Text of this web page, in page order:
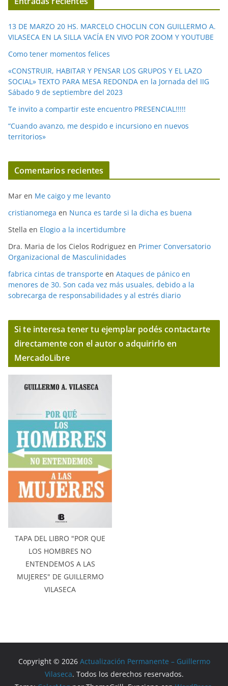
d
o
13 DE MARZO 20 HS. MARCELO CHOCLIN CON GUILLERMO A.
VILASECA EN LA SILLA VACÍA EN VIVO POR ZOOM Y YOUTUBE
Como tener momentos felices
«CONSTRUIR, HABITAR Y PENSAR LOS GRUPOS Y EL LAZO
SOCIAL» TEXTO PARA MESA REDONDA en la Jornada del IIG
Sábado 9 de septiembre del 2023
Te invito a compartir este encuentro PRESENCIAL!!!!!
“Cuando avanzo, me despido e incursiono en nuevos
territorios»
Comentarios recientes
Mar en Me caigo y me levanto
cristianomega en Nunca es tarde si la dicha es buena
Stella en Elogio a la incertidumbre
Dra. Maria de los Cielos Rodriguez en Primer Conversatorio
Organizacional de Masculinidades
fabrica cintas de transporte en Ataques de pánico en
menores de 30. Son cada vez más usuales, debido a la
sobrecarga de responsabilidades y al estrés diario
Si te interesa tener tu ejemplar podés contactarte
directamente con el autor o adquirirlo en
MercadoLibre
TAPA DEL LIBRO "POR QUE
LOS HOMBRES NO
ENTENDEMOS A LAS
MUJERES" DE GUILLERMO
VILASECA
Copyright © 2026 Actualización Permanente – Guillermo
Vilaseca. Todos los derechos reservados.